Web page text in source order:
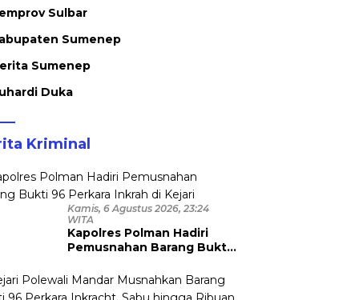
Sulbar
Sumenep
Sumenep
Duka
Kriminal
Kamis, 6 Agustus 2026, 23:24
WITA
Kapolres Polman Hadiri
Pemusnahan Barang Bukti